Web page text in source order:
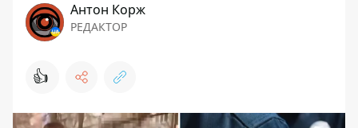
Антон Корж
РЕДАКТОР
👍